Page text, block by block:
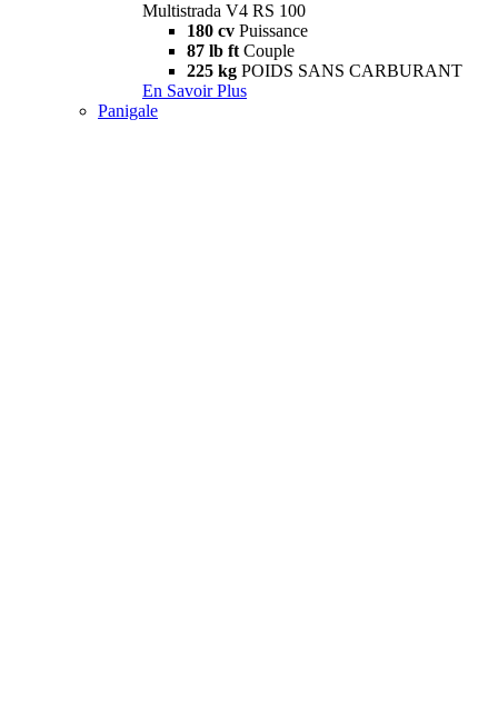
Multistrada V4 RS 100
180 cv Puissance
87 lb ft Couple
225 kg POIDS SANS CARBURANT
En Savoir Plus
Panigale